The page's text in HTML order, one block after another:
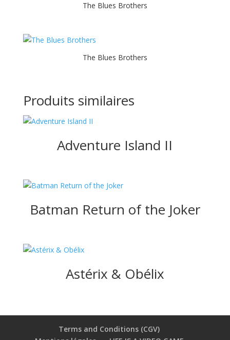
The Blues Brothers
The Blues Brothers
Produits similaires
Adventure Island II
Batman Return of the Joker
Astérix & Obélix
Terms and Conditions (CGV)